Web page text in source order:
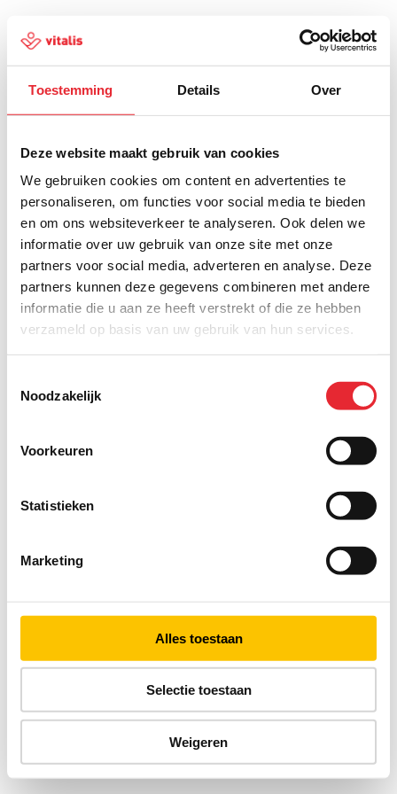
Toestemming Details Over
Deze website maakt gebruik van cookies
We gebruiken cookies om content en advertenties te
personaliseren, om functies voor social media te bieden
en om ons websiteverkeer te analyseren. Ook delen we
informatie over uw gebruik van onze site met onze
partners voor social media, adverteren en analyse. Deze
partners kunnen deze gegevens combineren met andere
informatie die u aan ze heeft verstrekt of die ze hebben
verzameld op basis van uw gebruik van hun services.
Noodzakelijk
Voorkeuren
Statistieken
Marketing
Alles toestaan
Selectie toestaan
Weigeren
500
Er is iets fout gegaan
Probeer het later opnieuw of ga terug naar de
homepagina.